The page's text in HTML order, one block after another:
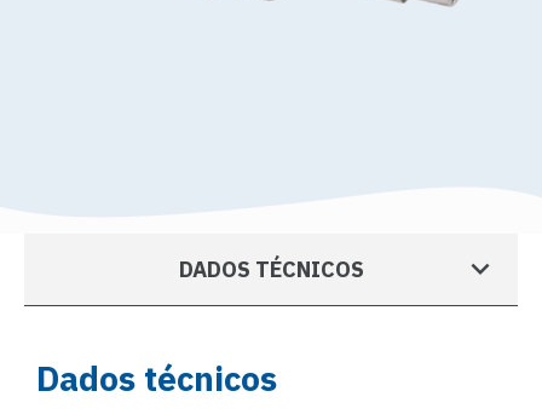
DADOS TÉCNICOS
Dados técnicos